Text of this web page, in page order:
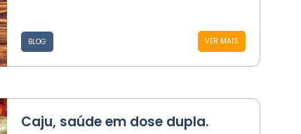
VER MAIS
BLOG
Caju, saúde em dose dupla.